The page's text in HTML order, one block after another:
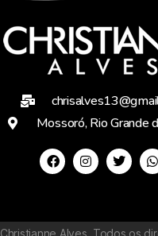
Mossoró, Rio Grande